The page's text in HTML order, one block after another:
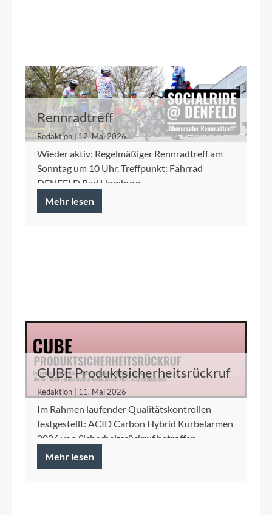
Rennradtreff
Redaktion | 12. Mai 2026
Wieder aktiv: Regelmäßiger Rennradtreff am
Sonntag um 10 Uhr. Treffpunkt: Fahrrad
DENFELD Bad Homburg
Mehr lesen
CUBE Produktsicherheitsrückruf
ACID Carbon Hybrid Kurbelarme
Redaktion | 11. Mai 2026
Im Rahmen laufender Qualitätskontrollen
festgestellt: ACID Carbon Hybrid Kurbelarmen
2026 von Sicherheitsrückruf betroffen.
Mehr lesen